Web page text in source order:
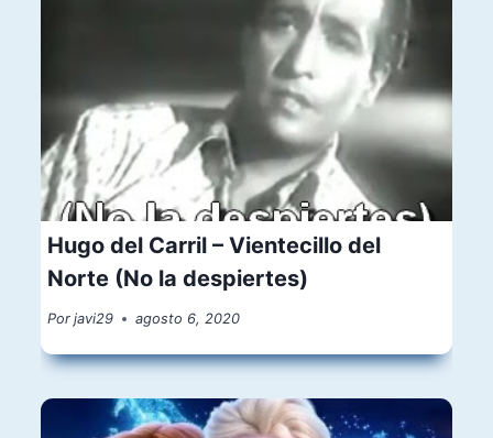
Hugo del Carril – Vientecillo del
Norte (No la despiertes)
Por javi29 agosto 6, 2020